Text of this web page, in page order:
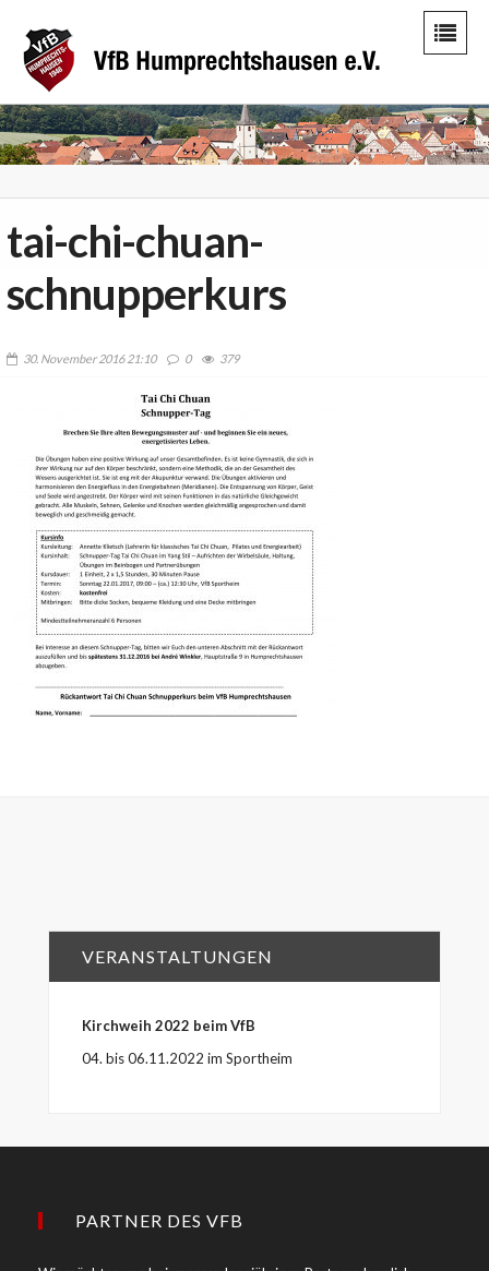
tai-chi-chuan-
schnupperkurs
30. November 2016 21:10 0 379
VERANSTALTUNGEN
Kirchweih 2022 beim VfB
04. bis 06.11.2022 im Sportheim
PARTNER DES VFB